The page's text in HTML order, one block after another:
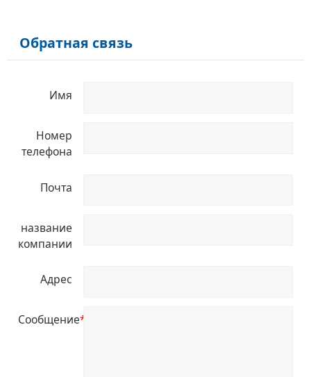
Обратная связь
Имя
Номер
телефона
Почта
название
компании
Адрес
Сообщение*